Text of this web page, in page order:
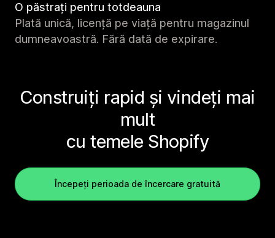
O păstrați pentru totdeauna
Plată unică, licență pe viață pentru magazinul
dumneavoastră. Fără dată de expirare.
Construiți rapid și vindeți mai
mult
cu temele Shopify
Începeți perioada de încercare gratuită